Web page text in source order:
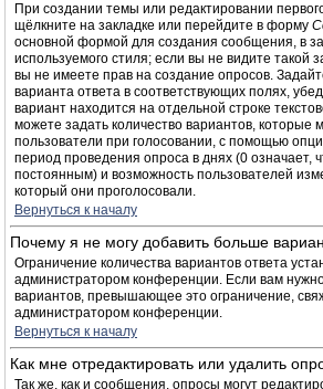
При создании темы или редактировании
щёлкните на закладке или перейдите в форму
основной формой для создания сообщения, в
используемого стиля; если вы не видите такой
вы не имеете прав на создание опросов.
варианта ответа в соответствующих полях,
вариант находится на отдельной строке
можете задать количество вариантов, которые
пользователи при голосовании, с помощью
период проведения опроса в днях (0 означает,
постоянным) и возможность пользователей
который они проголосовали.
Вернуться к началу
Почему я не могу добавить больше
Ограничение количества вариантов ответа
администратором конференции. Если вам
вариантов, превышающее это ограничение,
администратором конференции.
Вернуться к началу
Как мне отредактировать или удалить
Так же, как и сообщения, опросы могут